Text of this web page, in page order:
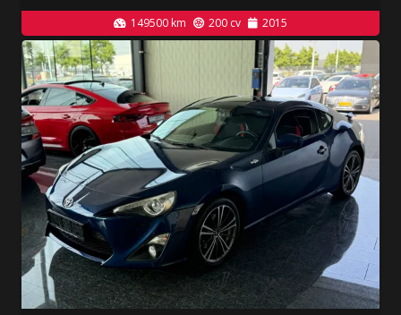
149500 km 200cv 2015